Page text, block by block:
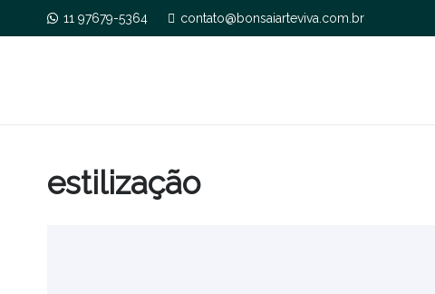
11 97679-5364 contato@bonsaiarteviva.com.br
estilização